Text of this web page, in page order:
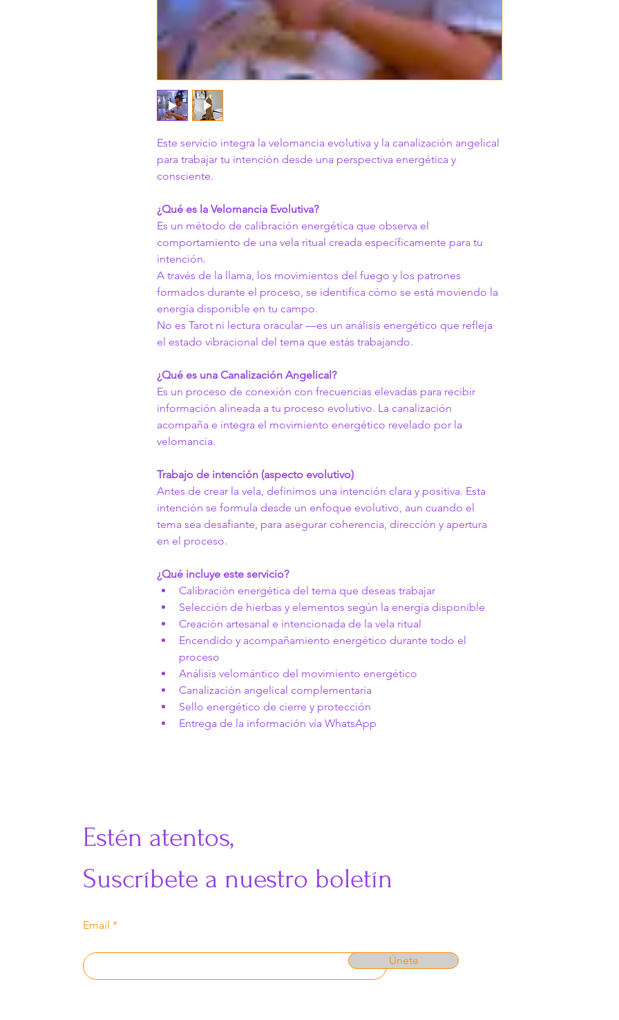
Este servicio integra la velomancia evolutiva y la canalización angelical
para trabajar tu intención desde una perspectiva energética y
consciente.
¿Qué es la Velomancia Evolutiva?
Es un método de calibración energética que observa el
comportamiento de una vela ritual creada específicamente para tu
intención.
A través de la llama, los movimientos del fuego y los patrones
formados durante el proceso, se identifica cómo se está moviendo la
energía disponible en tu campo.
No es Tarot ni lectura oracular —es un análisis energético que refleja
el estado vibracional del tema que estás trabajando.
¿Qué es una Canalización Angelical?
Es un proceso de conexión con frecuencias elevadas para recibir
información alineada a tu proceso evolutivo. La canalización
acompaña e integra el movimiento energético revelado por la
velomancia.
Trabajo de intención (aspecto evolutivo)
Antes de crear la vela, definimos una intención clara y positiva. Esta
intención se formula desde un enfoque evolutivo, aun cuando el
tema sea desafiante, para asegurar coherencia, dirección y apertura
en el proceso.
¿Qué incluye este servicio?
Calibración energética del tema que deseas trabajar
Selección de hierbas y elementos según la energía disponible
Creación artesanal e intencionada de la vela ritual
Encendido y acompañamiento energético durante todo el
proceso
Análisis velomántico del movimiento energético
Canalización angelical complementaria
Sello energético de cierre y protección
Entrega de la información vía WhatsApp
​Estén atentos,
Suscríbete a nuestro boletín
Email
Únete